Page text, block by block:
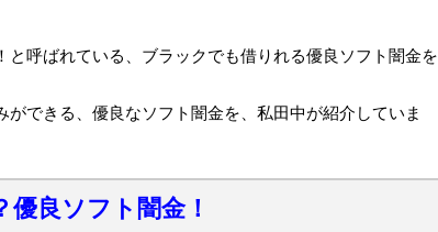
と呼ばれている、ブラックでも借りれる優良ソフト闇金を
できる、優良なソフト闇金を、私田中が紹介していま
良ソフト闇金！